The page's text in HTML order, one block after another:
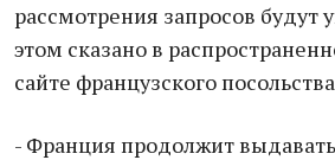
рассмотрения запросов будут
этом сказано в
сайте французского
- Франция продолжит